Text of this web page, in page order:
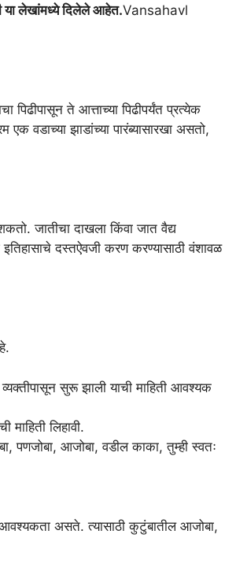
या लेखांमध्ये दिलेले आहेत.Vansahavl
ते आत्ताच्या पिढीपर्यंत प्रत्येक
वडाच्या झाडांच्या पारंब्यासारखा असतो,
जातीचा दाखला किंवा जात वैद्य
दस्तऐवजी करण करण्यासाठी वंशावळ
सुरू झाली याची माहिती आवश्यक
माहिती लिहावी.
पणजोबा, आजोबा, वडील काका, तुम्ही स्वतः
आवश्यकता असते. त्यासाठी कुटुंबातील आजोबा,